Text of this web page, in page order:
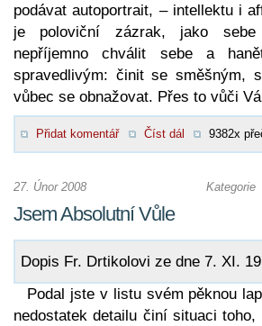
podávat autoportrait, – intellektu i
je poloviční zázrak, jako
nepříjemno chválit sebe a
spravedlivým: činit se směšným,
vůbec se obnažovat. Přes to vůči
Přidat komentář Číst dál 9382x
Kategorie
27. Únor 2008
Jsem Absolutní Vůle
Dopis Fr. Drtikolovi ze dne 7. XI.
Podal jste v listu svém pěknou
nedostatek detailu činí situaci